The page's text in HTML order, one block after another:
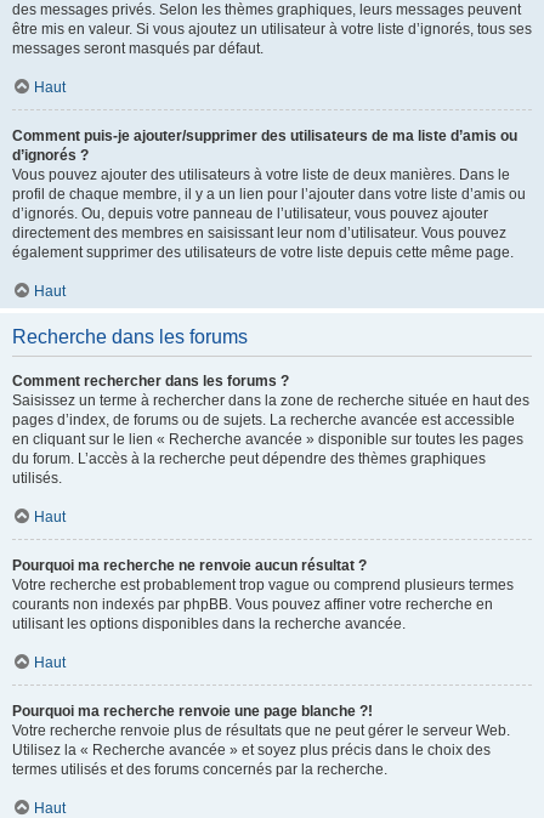
des messages privés. Selon les thèmes graphiques, leurs messages peuvent
être mis en valeur. Si vous ajoutez un utilisateur à votre liste d’ignorés, tous ses
messages seront masqués par défaut.
Haut
Comment puis-je ajouter/supprimer des utilisateurs de ma liste d’amis ou
d’ignorés ?
Vous pouvez ajouter des utilisateurs à votre liste de deux manières. Dans le
profil de chaque membre, il y a un lien pour l’ajouter dans votre liste d’amis ou
d’ignorés. Ou, depuis votre panneau de l’utilisateur, vous pouvez ajouter
directement des membres en saisissant leur nom d’utilisateur. Vous pouvez
également supprimer des utilisateurs de votre liste depuis cette même page.
Haut
Recherche dans les forums
Comment rechercher dans les forums ?
Saisissez un terme à rechercher dans la zone de recherche située en haut des
pages d’index, de forums ou de sujets. La recherche avancée est accessible
en cliquant sur le lien « Recherche avancée » disponible sur toutes les pages
du forum. L’accès à la recherche peut dépendre des thèmes graphiques
utilisés.
Haut
Pourquoi ma recherche ne renvoie aucun résultat ?
Votre recherche est probablement trop vague ou comprend plusieurs termes
courants non indexés par phpBB. Vous pouvez affiner votre recherche en
utilisant les options disponibles dans la recherche avancée.
Haut
Pourquoi ma recherche renvoie une page blanche ?!
Votre recherche renvoie plus de résultats que ne peut gérer le serveur Web.
Utilisez la « Recherche avancée » et soyez plus précis dans le choix des
termes utilisés et des forums concernés par la recherche.
Haut